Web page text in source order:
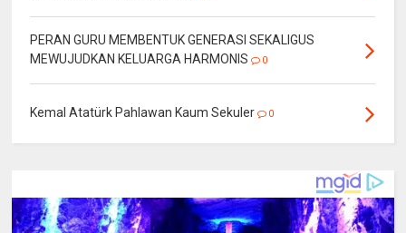
PERAN GURU MEMBENTUK GENERASI SEKALIGUS
MEWUJUDKAN KELUARGA HARMONIS
0
Kemal Atatürk Pahlawan Kaum Sekuler 0